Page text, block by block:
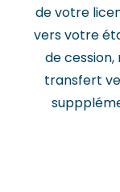
de votre
vers votre
de
transfert